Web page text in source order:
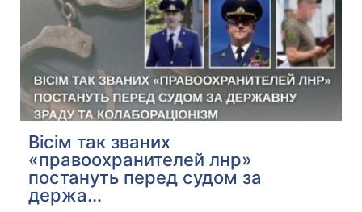
Вісім так званих
«правоохранителей лнр»
постануть перед судом за
держа...